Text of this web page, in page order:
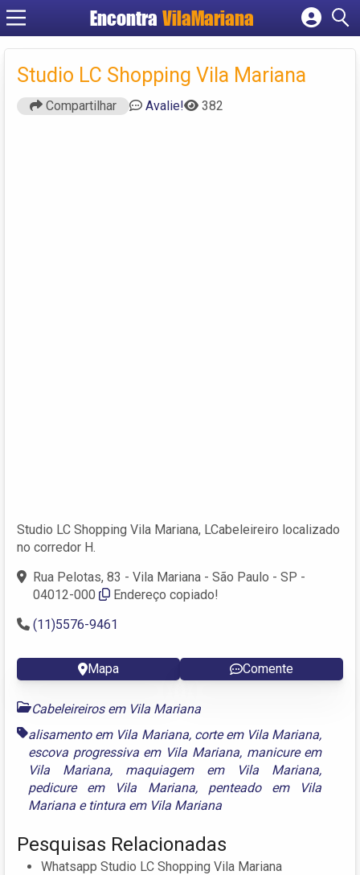
EncontraVilaMariana
Cadastrar empresa
Criar conta
Studio LC Shopping Vila Mariana
Compartilhar Avalie! 382
Studio LC Shopping Vila Mariana, LCabeleireiro localizado
no corredor H.
Rua Pelotas, 83 - Vila Mariana - São Paulo - SP -
04012-000
Endereço copiado!
(11)5576-9461
Mapa Comente
Cabeleireiros em Vila Mariana
alisamento em Vila Mariana, corte em Vila Mariana,
escova progressiva em Vila Mariana, manicure em
Vila Mariana, maquiagem em Vila Mariana,
pedicure em Vila Mariana, penteado em Vila
Mariana e tintura em Vila Mariana
Pesquisas Relacionadas
Whatsapp Studio LC Shopping Vila Mariana